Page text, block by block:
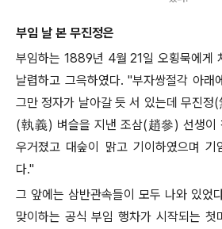
부임 날 본 무진정은
부임하는 1889년 4월21 일 오횡묵에게
날렵하고 그윽하였다. "부자쌍절각 아래
그만 정자가 날아갈 듯 서 있는데 무진정(
(執義) 벼슬을 지낸 조삼(趙參)선생이
우거졌고 대숲이 맑고 기이하였으며 기
다."
그 앞에는 삼반관속들이 모두 나와 있었
맞이하는 공식 부임 행차가 시작되는 첫